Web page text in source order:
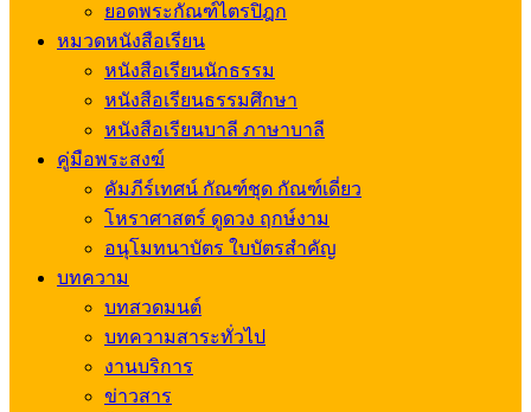
ยอดพระกัณฑ์ไตรปิฎก
หมวดหนังสือเรียน
หนังสือเรียนนักธรรม
หนังสือเรียนธรรมศึกษา
หนังสือเรียนบาลี ภาษาบาลี
คู่มือพระสงฆ์
คัมภีร์เทศน์ กัณฑ์ชุด กัณฑ์เดี่ยว
โหราศาสตร์ ดูดวง ฤกษ์งาม
อนุโมทนาบัตร ใบบัตรสำคัญ
บทความ
บทสวดมนต์
บทความสาระทั่วไป
งานบริการ
ข่าวสาร